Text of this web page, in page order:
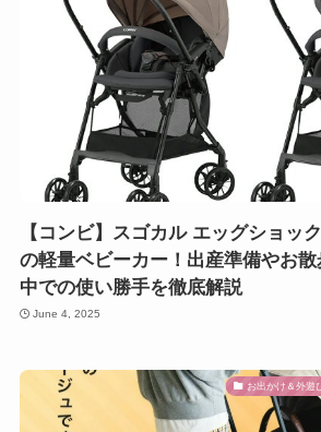
【コンビ】スゴカル エッグショッ
の軽量ベビーカー！出産準備やお
中での使い勝手を徹底解説
June 4, 2025
お出かけ＆外遊